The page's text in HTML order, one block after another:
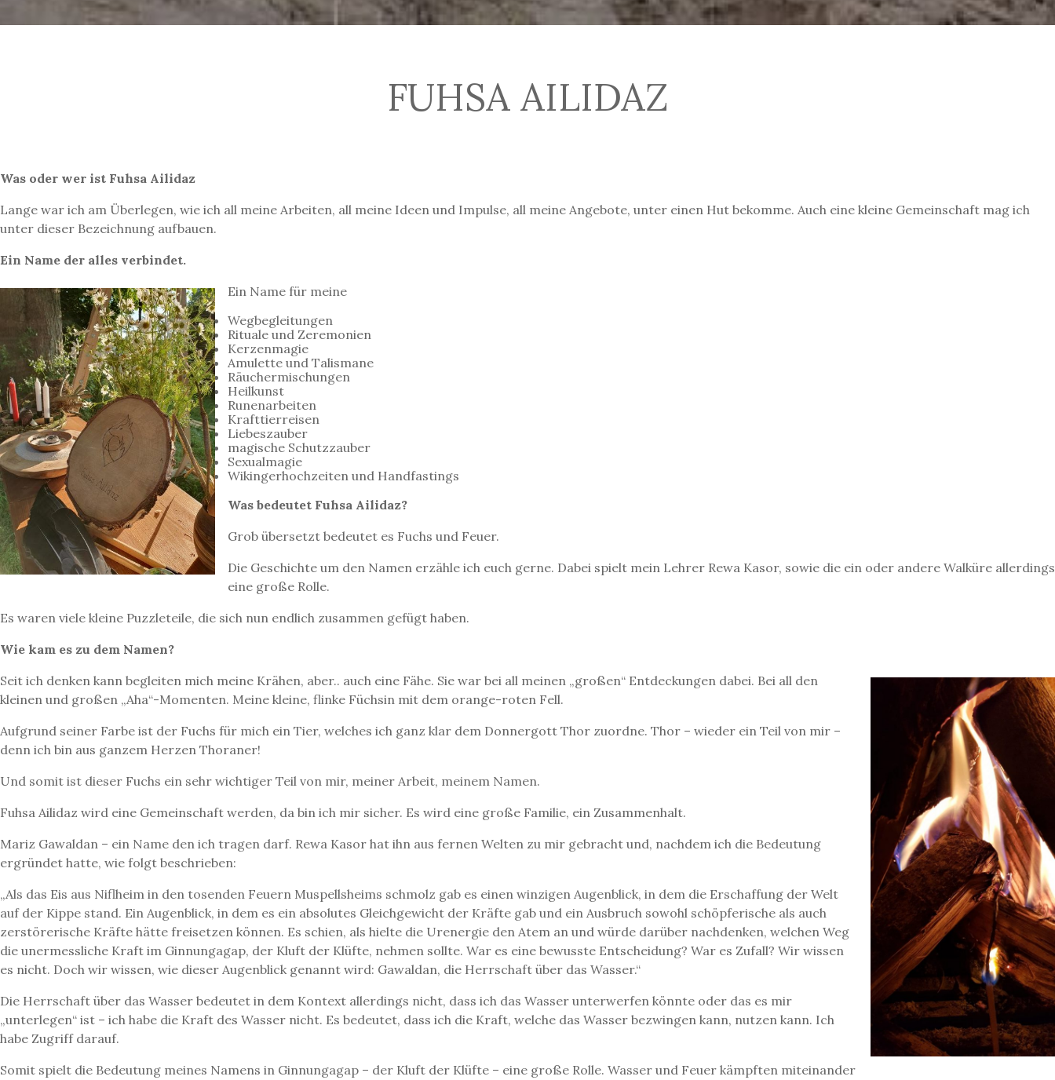
FUHSA AILIDAZ
Was oder wer ist Fuhsa Ailidaz
Lange war ich am Überlegen, wie ich all meine Arbeiten, all meine Ideen und Impulse, all meine Angebote, unter einen Hut bekomme. Auch eine kleine Gemeinschaft mag ich
unter dieser Bezeichnung aufbauen.
Ein Name der alles verbindet.
Ein Name für meine
Wegbegleitungen
Rituale und Zeremonien
Kerzenmagie
Amulette und Talismane
Räuchermischungen
Heilkunst
Runenarbeiten
Krafttierreisen
Liebeszauber
magische Schutzzauber
Sexualmagie
Wikingerhochzeiten und Handfastings
Was bedeutet Fuhsa Ailidaz?
Grob übersetzt bedeutet es Fuchs und Feuer.
Die Geschichte um den Namen erzähle ich euch gerne. Dabei spielt mein Lehrer Rewa Kasor, sowie die ein oder andere Walküre allerdings
eine große Rolle.
Es waren viele kleine Puzzleteile, die sich nun endlich zusammen gefügt haben.
Wie kam es zu dem Namen?
Seit ich denken kann begleiten mich meine Krähen, aber.. auch eine Fähe. Sie war bei all meinen „großen“ Entdeckungen dabei. Bei all den
kleinen und großen „Aha“-Momenten. Meine kleine, flinke Füchsin mit dem orange-roten Fell.
Aufgrund seiner Farbe ist der Fuchs für mich ein Tier, welches ich ganz klar dem Donnergott Thor zuordne. Thor – wieder ein Teil von mir –
denn ich bin aus ganzem Herzen Thoraner!
Und somit ist dieser Fuchs ein sehr wichtiger Teil von mir, meiner Arbeit, meinem Namen.
Fuhsa Ailidaz wird eine Gemeinschaft werden, da bin ich mir sicher. Es wird eine große Familie, ein Zusammenhalt.
Mariz Gawaldan – ein Name den ich tragen darf. Rewa Kasor hat ihn aus fernen Welten zu mir gebracht und, nachdem ich die Bedeutung
ergründet hatte, wie folgt beschrieben:
„Als das Eis aus Niflheim in den tosenden Feuern Muspellsheims schmolz gab es einen winzigen Augenblick, in dem die Erschaffung der Welt
auf der Kippe stand. Ein Augenblick, in dem es ein absolutes Gleichgewicht der Kräfte gab und ein Ausbruch sowohl schöpferische als auch
zerstörerische Kräfte hätte freisetzen können. Es schien, als hielte die Urenergie den Atem an und würde darüber nachdenken, welchen Weg
die unermessliche Kraft im Ginnungagap, der Kluft der Klüfte, nehmen sollte. War es eine bewusste Entscheidung? War es Zufall? Wir wissen
es nicht. Doch wir wissen, wie dieser Augenblick genannt wird: Gawaldan, die Herrschaft über das Wasser.“
Die Herrschaft über das Wasser bedeutet in dem Kontext allerdings nicht, dass ich das Wasser unterwerfen könnte oder das es mir
„unterlegen“ ist – ich habe die Kraft des Wasser nicht. Es bedeutet, dass ich die Kraft, welche das Wasser bezwingen kann, nutzen kann. Ich
habe Zugriff darauf.
Somit spielt die Bedeutung meines Namens in Ginnungagap – der Kluft der Klüfte – eine große Rolle. Wasser und Feuer kämpften miteinander